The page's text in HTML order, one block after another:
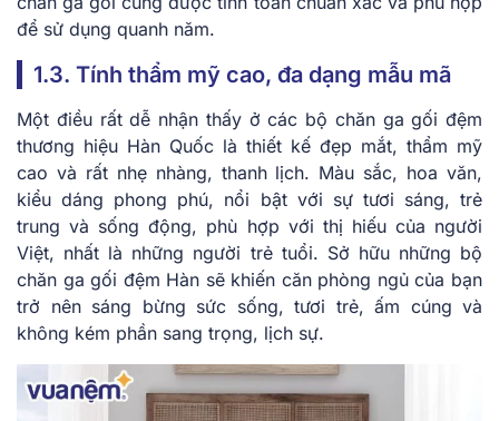
để sử dụng quanh năm.
1.3. Tính thẩm mỹ cao, đa dạng mẫu mã
Một điều rất dễ nhận thấy ở các bộ chăn ga gối đệm
thương hiệu Hàn Quốc là thiết kế đẹp mắt, thẩm mỹ
cao và rất nhẹ nhàng, thanh lịch. Màu sắc, hoa văn,
kiểu dáng phong phú, nổi bật với sự tươi sáng, trẻ
trung và sống động, phù hợp với thị hiếu của người
Việt, nhất là những người trẻ tuổi. Sở hữu những bộ
chăn ga gối đệm Hàn sẽ khiến căn phòng ngủ của bạn
trở nên sáng bừng sức sống, tươi trẻ, ấm cúng và
không kém phần sang trọng, lịch sự.